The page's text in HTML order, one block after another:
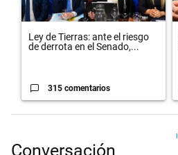
Ley de Tierras: ante el riesgo
de derrota en el Senado,...
315 comentarios
Conversación